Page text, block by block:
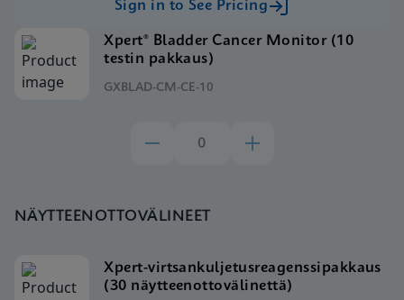
Sign in to See Pricing
Xpert® Bladder Cancer Monitor (10
testin pakkaus)
GXBLAD-CM-CE-10
NÄYTTEENOTTOVÄLINEET
Xpert-virtsankuljetusreagenssipakkaus
(30 näytteenottovälinettä)